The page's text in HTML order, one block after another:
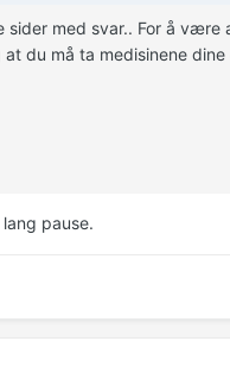
sider med svar.. For å
du må ta medisinene
pause.